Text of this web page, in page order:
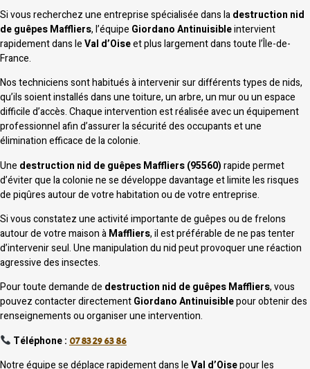
Si vous recherchez une entreprise spécialisée dans ladestruction nid
de guêpes Maffliers, l’équipe Giordano Antinuisibleintervient
rapidement dans leVal d’Oiseet plus largement dans toute l’Île-de-
France.
Nos techniciens sont habitués à intervenir sur différents types de nids,
qu’ils soient installés dans une toiture, un arbre, un mur ou un espace
difficile d’accès. Chaque intervention est réalisée avec un équipement
professionnel afin d’assurer la sécurité des occupants et une
élimination efficace de la colonie.
Une destruction nid de guêpes Maffliers (95560)rapide permet
d’éviter que la colonie ne se développe davantage et limite les risques
de piqûres autour de votre habitation ou de votre entreprise.
Si vous constatez une activité importante de guêpes ou de frelons
autour de votre maison àMaffliers, il est préférable de ne pas tenter
d’intervenir seul. Une manipulation du nid peut provoquer une réaction
agressive des insectes.
Pour toute demande de destruction nid de guêpes Maffliers, vous
pouvez contacter directementGiordano Antinuisiblepour obtenir des
renseignements ou organiser une intervention.
Téléphone : 07 83 29 63 86
Notre équipe se déplace rapidement dans leVal d’Oisepour les